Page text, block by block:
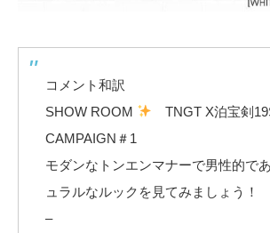
コメント和訳
SHOW ROOM
TNGT X泊宝剣
CAMPAIGN＃1
モダンなトンエンマナーで男性的で
ュラルなルックを見てみましょう！
–